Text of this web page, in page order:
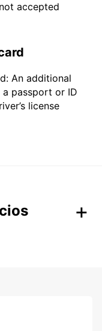
accepted
An additional
passport or ID
license